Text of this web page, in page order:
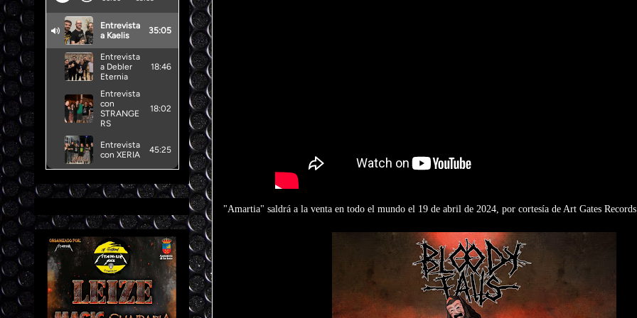
"Amartia" saldrá a la venta en todo el mundo el 19 de abril de 2024, por cortesía de Art Gates